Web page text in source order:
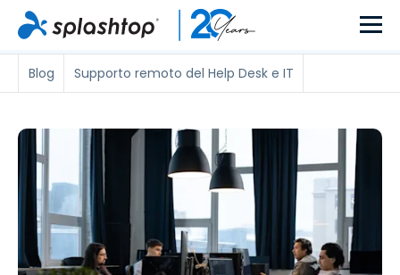
Blog Supporto remoto del Help Desk e IT